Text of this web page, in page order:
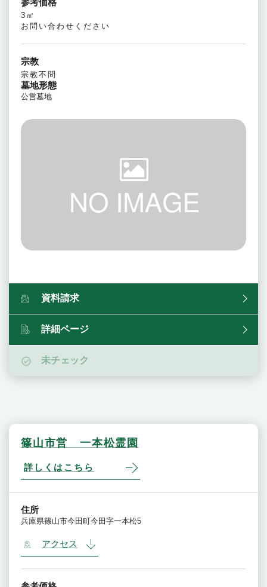
参考価格
3㎡
お問い合わせください
宗教
宗教不問
墓地形態
公営墓地
資料請求
詳細ページ
未チェック
篠山市営 一本松霊園
詳しくはこちら
住所
兵庫県篠山市今田町今田字一本松5
アクセス